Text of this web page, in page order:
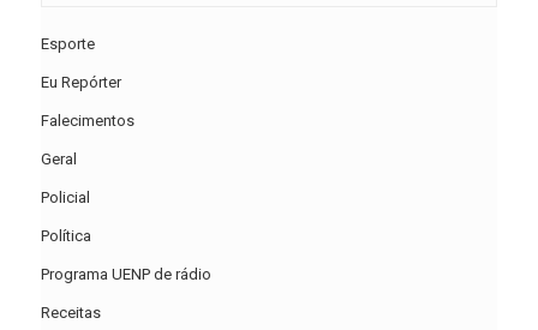
Esporte
Eu Repórter
Falecimentos
Geral
Policial
Política
Programa UENP de rádio
Receitas